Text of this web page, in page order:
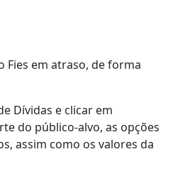
Fies em atraso, de forma
Dívidas e clicar em
do público-alvo, as opções
assim como os valores da